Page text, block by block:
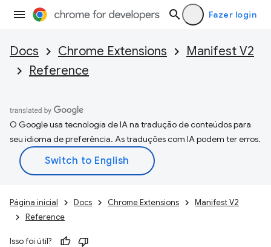
Fazer login
Docs Chrome Extensions
Manifest V2
Reference
O Google usa tecnologia de IA na tradução de conteúdos para
seu idioma de preferência. As traduções com IA podem ter erros.
Página inicial Docs Chrome Extensions
Manifest V2
Reference
Isso foi útil?